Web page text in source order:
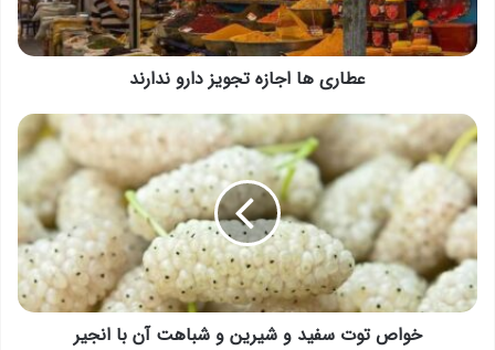
عطاری ها اجازه تجویز دارو ندارند
خواص
توت
سفید
و
شیرین
و
شباهت
آن
با
خواص توت سفید و شیرین و شباهت آن با انجیر